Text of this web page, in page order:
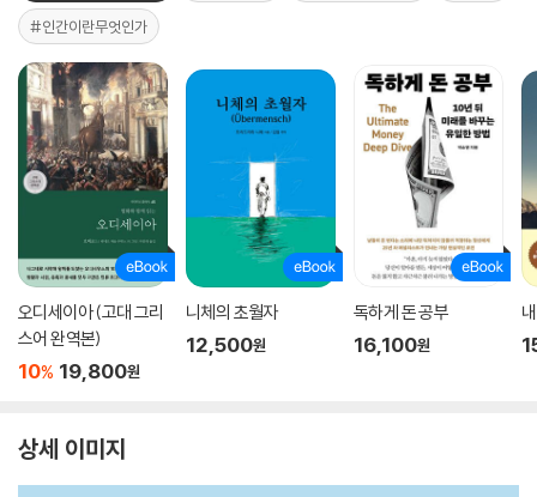
#인간이란무엇인가
오디세이아 (고대 그리
스어 완역본)
10% 19,800원
니체의 초월자
12,500원
독하게 돈 공부
16,100원
상세 이미지